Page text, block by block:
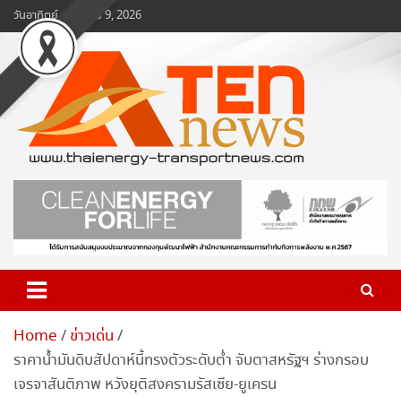
Skip
to
content
วันอาทิตย์, สิงหาคม 9, 2026
www.ten-news.com
ข่าวพลังงานและคมนาคม
Home
ข่าวเด่น
ราคาน้ำมันดิบสัปดาห์นี้ทรงตัวระดับต่ำ จับตาสหรัฐฯ ร่างกรอบ
เจรจาสันติภาพ หวังยุติสงครามรัสเซีย-ยูเครน